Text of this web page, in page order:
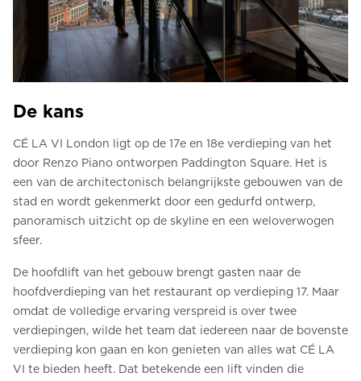
De kans
CÉ LA VI London ligt op de 17e en 18e verdieping van het
door Renzo Piano ontworpen Paddington Square. Het is
een van de architectonisch belangrijkste gebouwen van de
stad en wordt gekenmerkt door een gedurfd ontwerp,
panoramisch uitzicht op de skyline en een weloverwogen
sfeer.
De hoofdlift van het gebouw brengt gasten naar de
hoofdverdieping van het restaurant op verdieping 17. Maar
omdat de volledige ervaring verspreid is over twee
verdiepingen, wilde het team dat iedereen naar de bovenste
verdieping kon gaan en kon genieten van alles wat CÉ LA
VI te bieden heeft. Dat betekende een lift vinden die